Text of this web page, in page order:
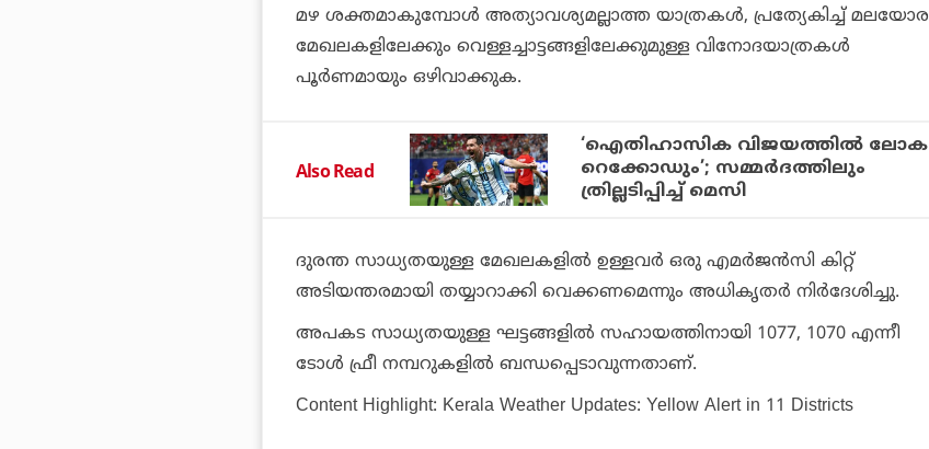
മഴ ശക്തമാകുമ്പോള്‍ അത്യാവശ്യമല്ലാത്ത യാത്രകള്‍, പ്രത്യേകിച്ച് മലയോര
മേഖലകളിലേക്കും വെള്ളച്ചാട്ടങ്ങളിലേക്കുമുള്ള വിനോദയാത്രകള്‍
പൂര്‍ണമായും ഒഴിവാക്കുക.
Also Read
‘ഐതിഹാസിക വിജയത്തില്‍ ലോക
റെക്കോഡും’; സമ്മര്‍ദത്തിലും
ത്രില്ലടിപ്പിച്ച് മെസി
ദുരന്ത സാധ്യതയുള്ള മേഖലകളില്‍ ഉള്ളവര്‍ ഒരു എമര്‍ജന്‍സി കിറ്റ്
അടിയന്തരമായി തയ്യാറാക്കി വെക്കണമെന്നും അധികൃതര്‍ നിര്‍ദേശിച്ചു.
അപകട സാധ്യതയുള്ള ഘട്ടങ്ങളില്‍ സഹായത്തിനായി 1077, 1070 എന്നീ
ടോള്‍ ഫ്രീ നമ്പറുകളില്‍ ബന്ധപ്പെടാവുന്നതാണ്.
Content Highlight: Kerala Weather Updates: Yellow Alert in 11 Districts